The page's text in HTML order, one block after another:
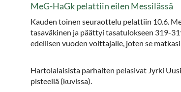
MeG-HaGk pelattiin eilen Messilässä
Kauden toinen seuraottelu pelattiin 10.6.
tasaväkinen ja päättyi tasatulokseen 319-
edellisen vuoden voittajalle, joten se
Hartolalaisista parhaiten pelasivat Jyrki
pisteellä (kuvissa).